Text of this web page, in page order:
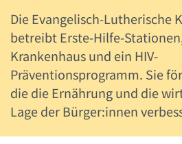
Die Evangelisch-Lutherische
betreibt Erste-Hilfe-
Krankenhaus und ein HIV-
Präventionsprogramm. Sie
die die Ernährung und die
Lage der Bürger:innen